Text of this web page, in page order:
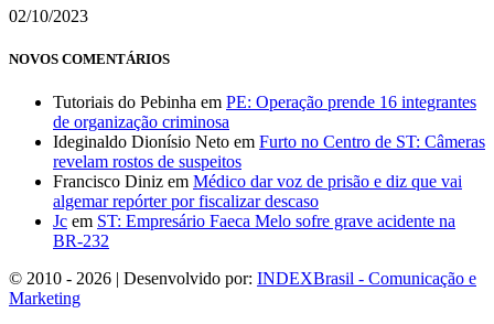
02/10/2023
NOVOS COMENTÁRIOS
Tutoriais do Pebinha em PE: Operação prende 16 integrantes
de organização criminosa
Ideginaldo Dionísio Neto em Furto no Centro de ST: Câmeras
revelam rostos de suspeitos
Francisco Diniz em Médico dar voz de prisão e diz que vai
algemar repórter por fiscalizar descaso
Jc em ST: Empresário Faeca Melo sofre grave acidente na
BR-232
© 2010 - 2026 | Desenvolvido por: INDEXBrasil - Comunicação e
Marketing